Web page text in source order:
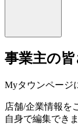
事業主の皆
Myタウンページ
店舗/企業情報を
自身で編集でき